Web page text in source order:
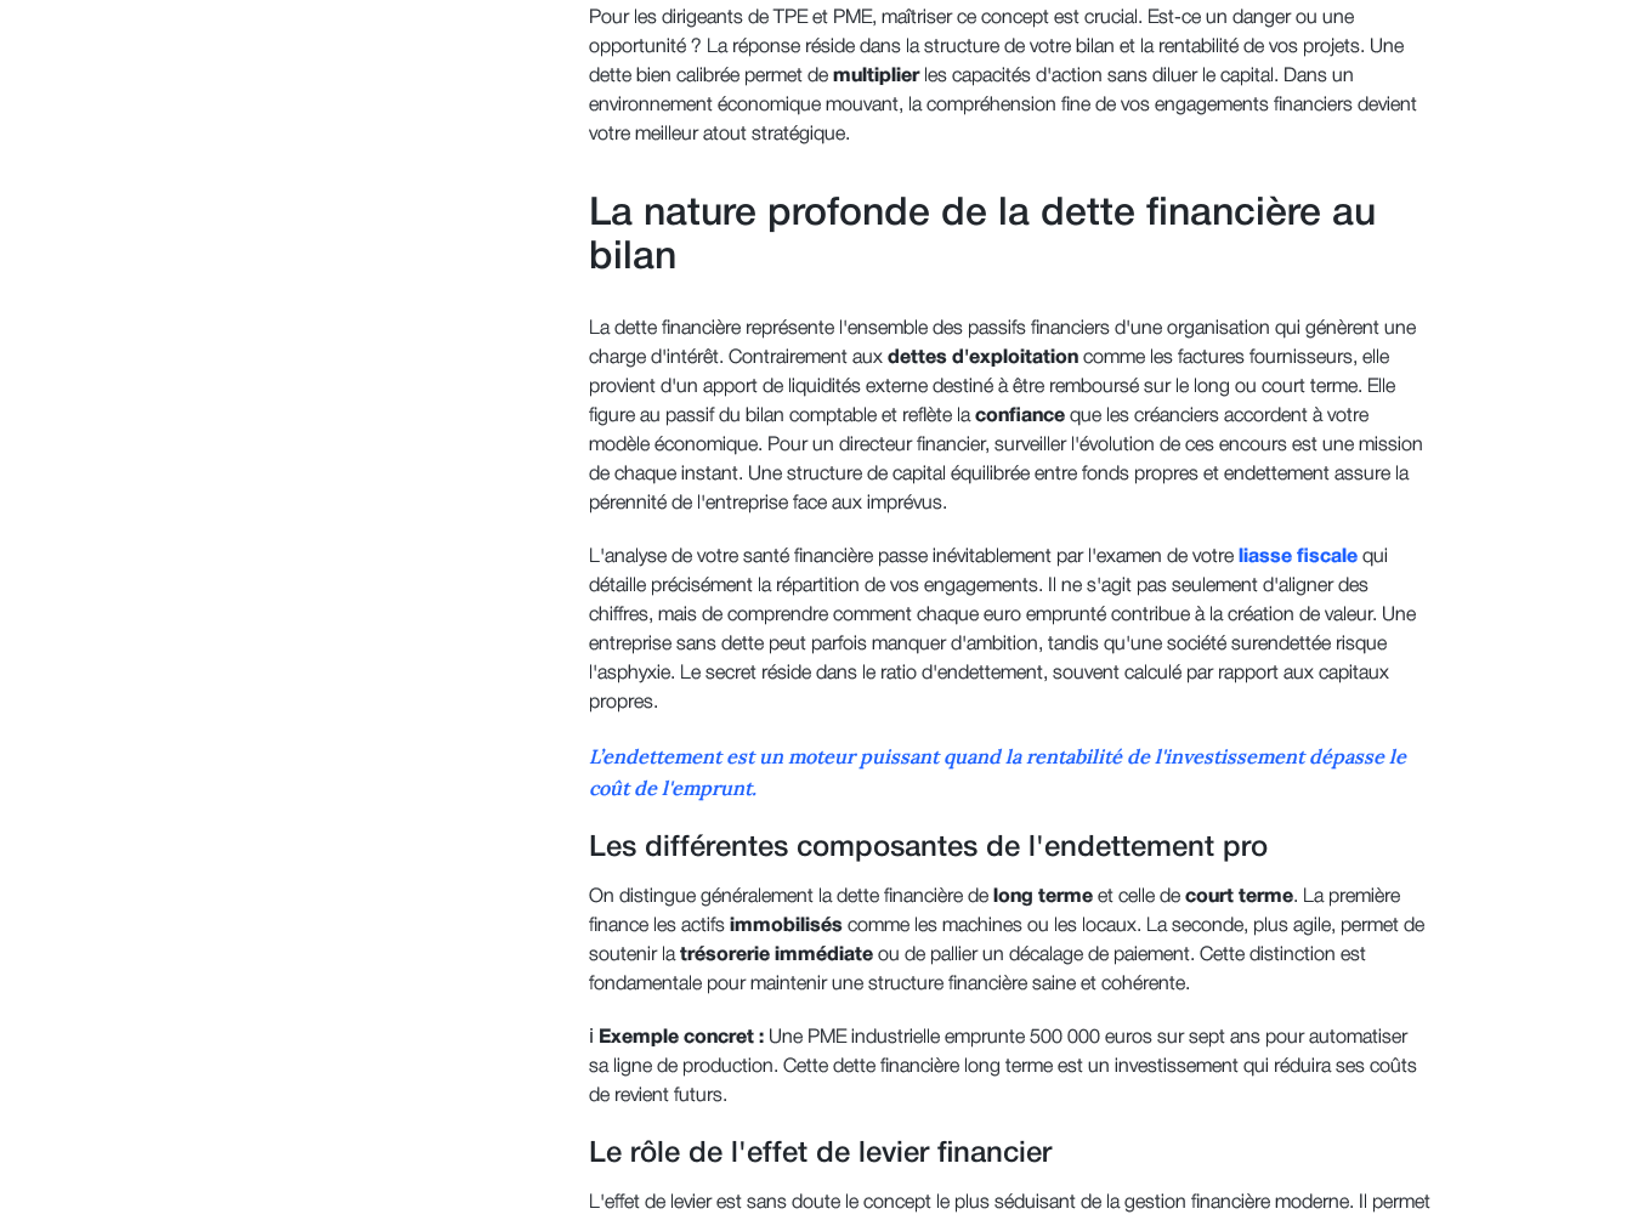
Pour les dirigeants de TPE et PME, maîtriser ce concept est crucial. Est-ce un danger ou une
opportunité ? La réponse réside dans la structure de votre bilan et la rentabilité de vos projets. Une
dette bien calibrée permet de multiplierles capacités d'action sans diluer le capital. Dans un
environnement économique mouvant, la compréhension fine de vos engagements financiers devient
votre meilleur atout stratégique.
La nature profonde de la dette financière au
bilan
La dette financière représente l'ensemble des passifs financiers d'une organisation qui génèrent une
charge d'intérêt. Contrairement aux dettes d'exploitation comme les factures fournisseurs, elle
provient d'un apport de liquidités externe destiné à être remboursé sur le long ou court terme. Elle
figure au passif du bilan comptable et reflète la confianceque les créanciers accordent à votre
modèle économique. Pour un directeur financier, surveiller l'évolution de ces encours est une mission
de chaque instant. Une structure de capital équilibrée entre fonds propres et endettement assure la
pérennité de l'entreprise face aux imprévus.
L'analyse de votre santé financière passe inévitablement par l'examen de votre liasse fiscale qui
détaille précisément la répartition de vos engagements. Il ne s'agit pas seulement d'aligner des
chiffres, mais de comprendre comment chaque euro emprunté contribue à la création de valeur. Une
entreprise sans dette peut parfois manquer d'ambition, tandis qu'une société surendettée risque
l'asphyxie. Le secret réside dans le ratio d'endettement, souvent calculé par rapport aux capitaux
propres.
L’endettement est un moteur puissant quand la rentabilité de l'investissement dépasse le
coût de l'emprunt.
Les différentes composantes de l'endettement pro
On distingue généralement la dette financière de long termeet celle de court terme. La première
finance les actifs immobiliséscomme les machines ou les locaux. La seconde, plus agile, permet de
soutenir latrésorerie immédiateou de pallier un décalage de paiement. Cette distinction est
fondamentale pour maintenir une structure financière saine et cohérente.
Exemple concret :Une PME industrielle emprunte 500 000 euros sur sept ans pour automatiser
sa ligne de production. Cette dette financière long terme est un investissement qui réduira ses coûts
de revient futurs.
Le rôle de l'effet de levier financier
L'effet de levier est sans doute le concept le plus séduisant de la gestion financière moderne. Il permet